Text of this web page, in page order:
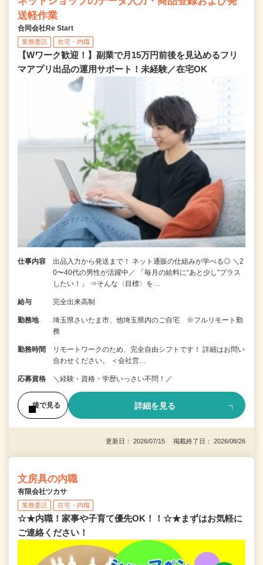
送軽作業
合同会社Re Start
業務委託 在宅・内職
【Wワーク歓迎！】副業で月15万円前後を見込めるフリ
マアプリ出品の運用サポート！未経験／在宅OK
仕事内容
出品入力から発送まで！ ネット通販の仕組みが学べる◎ ＼2
0〜40代の男性が活躍中／ 「毎月の給料に“あと少し”プラス
したい！」 ⇒そんな〈目標〉を…
給与 完全出来高制
勤務地
埼玉県さいたま市、他埼玉県内のご自宅 ※フルリモート勤
務
勤務時間
リモートワークのため、完全自由シフトです！ 詳細はお問い
合わせください。 ＜会社営…
応募資格 ＼経験・資格・学歴いっさい不問！／
後で見る 詳細を見る
更新日： 2026/07/15 掲載終了日： 2026/08/26
文房具の内職
有限会社ツカサ
業務委託 在宅・内職
☆★内職！家事や子育て優先OK！！☆★まずはお気軽に
ご連絡ください！